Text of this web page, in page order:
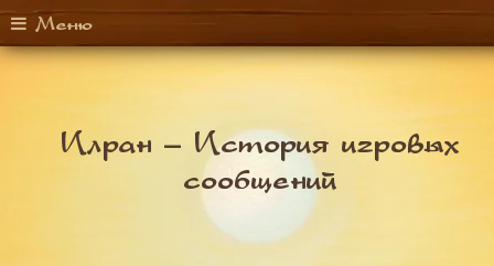
Меню
Илран – История игровых
сообщений